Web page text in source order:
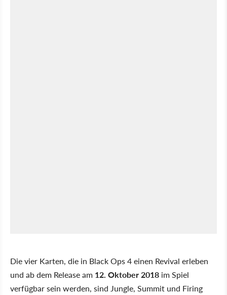
Die vier Karten, die in Black Ops 4 einen Revival erleben
und ab dem Release am 12. Oktober 2018 im Spiel
verfügbar sein werden, sind Jungle, Summit und Firing